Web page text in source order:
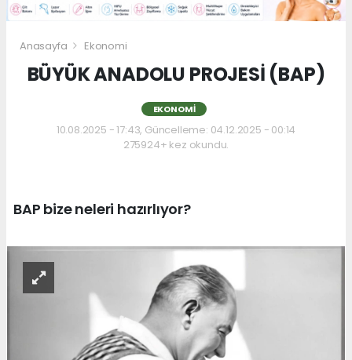
Anasayfa Ekonomi
BÜYÜK ANADOLU PROJESİ (BAP)
EKONOMI
10.08.2025 - 17:43, Güncelleme: 04.12.2025 - 00:14
275924+ kez okundu.
BAP bize neleri hazırlıyor?